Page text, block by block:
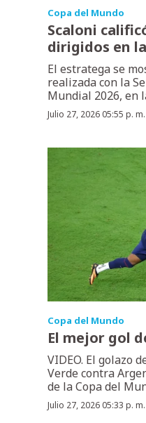
Copa del Mundo
Scaloni
dirigidos en
El estratega se
realizada con la
Mundial 2026, en
Julio 27, 2026 05:55 p. m.
Copa del Mundo
El mejor gol
VIDEO. El golazo
Verde contra
de la Copa del
Julio 27, 2026 05:33 p. m.